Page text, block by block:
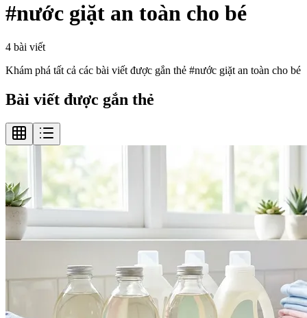
#nước giặt an toàn cho bé
4 bài viết
Khám phá tất cả các bài viết được gắn thẻ #nước giặt an toàn cho bé
Bài viết được gắn thẻ